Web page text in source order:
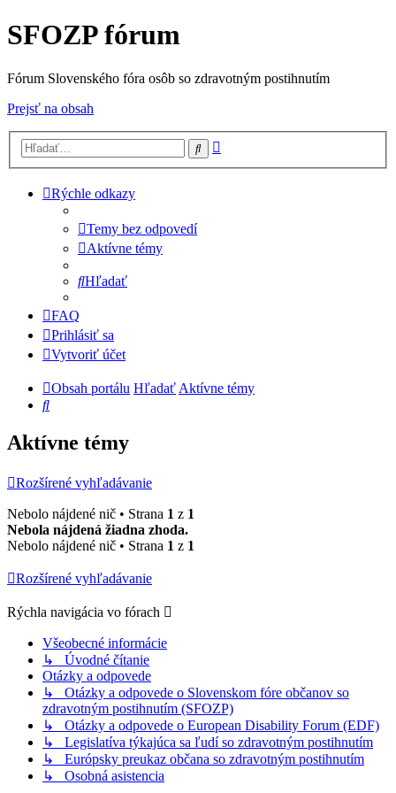
SFOZP fórum
Fórum Slovenského fóra osôb so zdravotným postihnutím
Prejsť na obsah
Hľadať
Rýchle odkazy
Temy bez odpovedí
Aktívne témy
Hľadať
FAQ
Prihlásiť sa
Vytvoriť účet
Obsah portálu HľadaťAktívne témy
Hľadať
Aktívne témy
Rozšírené vyhľadávanie
Nebolo nájdené nič • Strana 1 z 1
Nebola nájdená žiadna zhoda.
Nebolo nájdené nič • Strana 1 z 1
Rozšírené vyhľadávanie
Rýchla navigácia vo fórach
Všeobecné informácie
↳ Úvodné čítanie
Otázky a odpovede
↳ Otázky a odpovede o Slovenskom fóre občanov so
zdravotným postihnutím (SFOZP)
↳ Otázky a odpovede o European Disability Forum (EDF)
↳ Legislatíva týkajúca sa ľudí so zdravotným postihnutím
↳ Európsky preukaz občana so zdravotným postihnutím
↳ Osobná asistencia